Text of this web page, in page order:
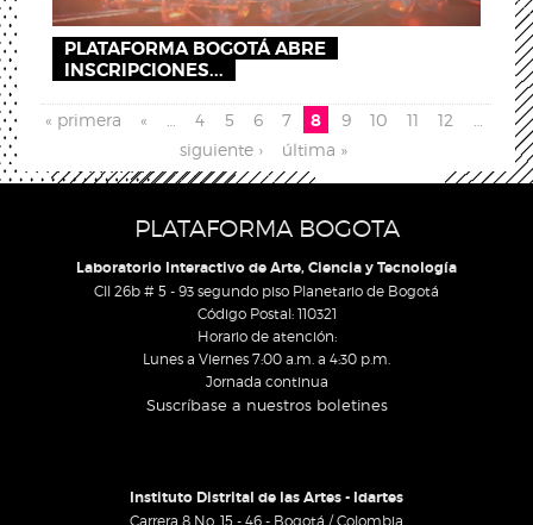
PLATAFORMA BOGOTÁ ABRE
INSCRIPCIONES...
Pages
« primera « 4 5 6 7 8 9 10 11 12
siguiente ›
última »
PLATAFORMA BOGOTA
Laboratorio Interactivo de Arte, Ciencia y Tecnología
Cll 26b # 5 - 93 segundo piso Planetario de Bogotá
Código Postal: 110321
Horario de atención:
Lunes a Viernes 7:00 a.m. a 4:30 p.m.
Jornada continua
Suscríbase a nuestros boletines
Instituto Distrital de las Artes - Idartes
Carrera 8 No. 15 - 46 - Bogotá / Colombia